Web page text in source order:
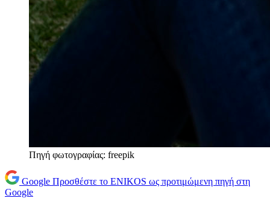
Πηγή φωτογραφίας: freepik
Google Προσθέστε το ENIKOS ως προτιμώμενη πηγή στη
Google